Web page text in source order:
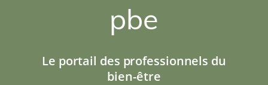
pbe
Le portail des professionnels du
bien-être